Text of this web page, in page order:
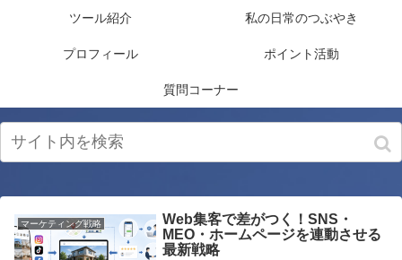
ツール紹介 私の日常のつぶやき
プロフィール ポイント活動
質問コーナー
マーケティング戦略
Web集客で差がつく！SNS・
MEO・ホームページを連動させる
最新戦略